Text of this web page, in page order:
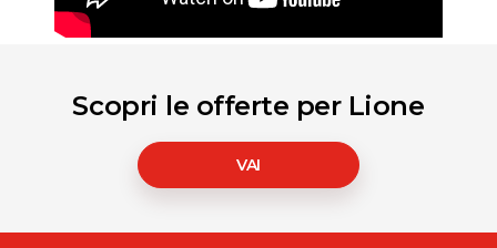
Scopri le offerte per Lione
VAI